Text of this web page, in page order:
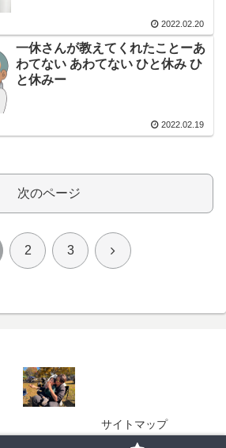
2022.02.20
一休さんが教えてくれたことーあ
わてない あわてない ひと休み ひ
と休みー
2022.02.19
次のページ
2 3 次
サイトマップ